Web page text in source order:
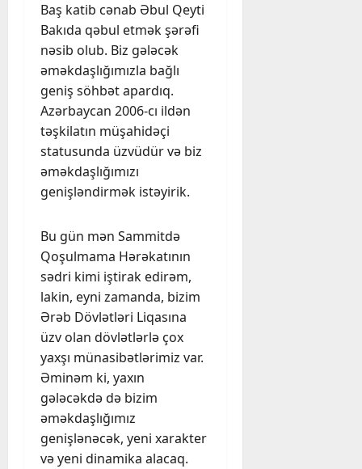
Baş katib cənab Əbul Qeyti
Bakıda qəbul etmək şərəfi
nəsib olub. Biz gələcək
əməkdaşlığımızla bağlı
geniş söhbət apardıq.
Azərbaycan 2006-cı ildən
təşkilatın müşahidəçi
statusunda üzvüdür və biz
əməkdaşlığımızı
genişləndirmək istəyirik.
Bu gün mən Sammitdə
Qoşulmama Hərəkatının
sədri kimi iştirak edirəm,
lakin, eyni zamanda, bizim
Ərəb Dövlətləri Liqasına
üzv olan dövlətlərlə çox
yaxşı münasibətlərimiz var.
Əminəm ki, yaxın
gələcəkdə də bizim
əməkdaşlığımız
genişlənəcək, yeni xarakter
və yeni dinamika alacaq.